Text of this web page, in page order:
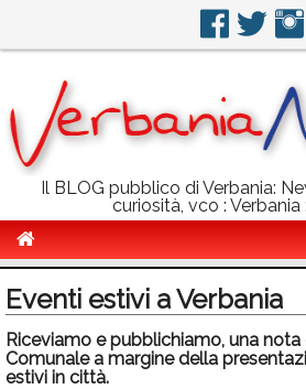
Il BLOG pubblico di Verbania:
curiosità, vco : Verbania
Politica
Sport
Eventi estivi a Verbania
Riceviamo e pubblichiamo, una
Comunale a margine della
estivi in città.